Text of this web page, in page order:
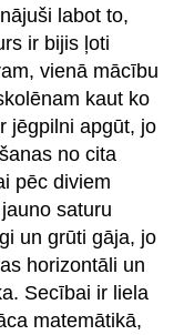
labot to,
ir bijis ļoti
vienā mācību
kaut ko
jēgpilni apgūt, jo
no cita
pēc diviem
saturu
un grūti gāja, jo
horizontāli un
Secībai ir liela
matemātikā,